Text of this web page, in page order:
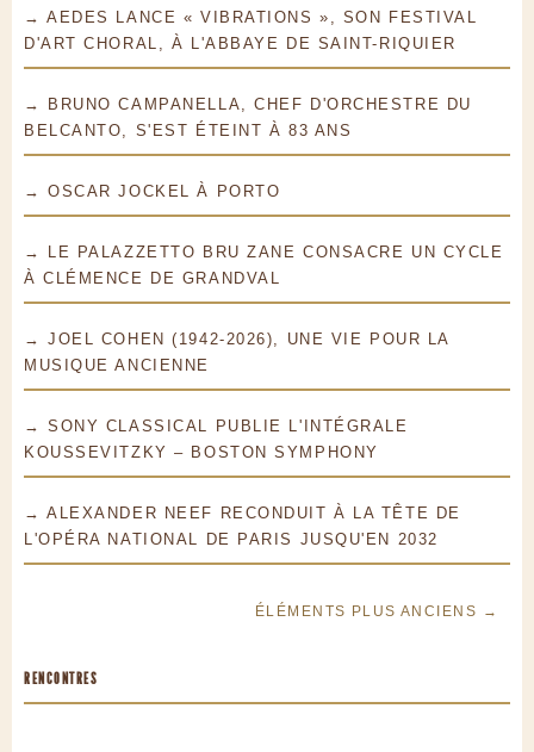
→ AEDES LANCE « VIBRATIONS », SON FESTIVAL
D'ART CHORAL, À L'ABBAYE DE SAINT-RIQUIER
→ BRUNO CAMPANELLA, CHEF D'ORCHESTRE DU
BELCANTO, S'EST ÉTEINT À 83 ANS
→ OSCAR JOCKEL À PORTO
→ LE PALAZZETTO BRU ZANE CONSACRE UN CYCLE
À CLÉMENCE DE GRANDVAL
→ JOEL COHEN (1942-2026), UNE VIE POUR LA
MUSIQUE ANCIENNE
→ SONY CLASSICAL PUBLIE L'INTÉGRALE
KOUSSEVITZKY – BOSTON SYMPHONY
→ ALEXANDER NEEF RECONDUIT À LA TÊTE DE
L'OPÉRA NATIONAL DE PARIS JUSQU'EN 2032
ÉLÉMENTS PLUS ANCIENS →
RENCONTRES